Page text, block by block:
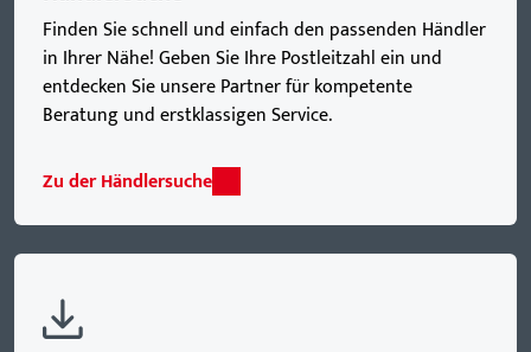
Finden Sie schnell und einfach den passenden Händler
in Ihrer Nähe! Geben Sie Ihre Postleitzahl ein und
entdecken Sie unsere Partner für kompetente
Beratung und erstklassigen Service.
Zu der Händlersuche